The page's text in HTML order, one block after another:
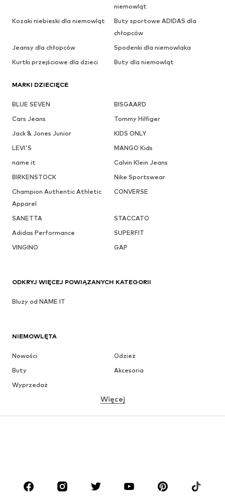
niemowląt
Kozaki niebieski dla niemowląt
Buty sportowe ADIDAS dla
chłopców
Jeansy dla chłopców
Spodenki dla niemowlaka
Kurtki przejściowe dla dzieci
Buty dla niemowląt
MARKI DZIECIĘCE
BLUE SEVEN
BISGAARD
Cars Jeans
Tommy Hilfiger
Jack & Jones Junior
KIDS ONLY
LEVI'S
MANGO Kids
name it
Calvin Klein Jeans
BIRKENSTOCK
Nike Sportswear
Champion Authentic Athletic
Apparel
CONVERSE
SANETTA
STACCATO
Adidas Performance
SUPERFIT
VINGINO
GAP
NIEMOWLĘTA
Nowości
Odzież
Buty
Akcesoria
Wyprzedaż
MARKI
Więcej
ODKRYJ WIĘCEJ POWIĄZANYCH KATEGORII
Bluzy od NAME IT